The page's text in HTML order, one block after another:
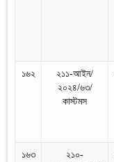
১৬২
২১১-আইন/
২০২৪/৬৩/
কাস্টমস
১৬৩
২১০-